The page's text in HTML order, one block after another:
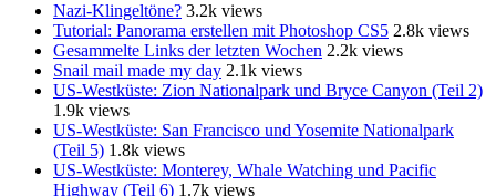
Nazi-Klingeltöne? 3.2k views
Tutorial: Panorama erstellen mit Photoshop CS5 2.8k views
Gesammelte Links der letzten Wochen 2.2k views
Snail mail made my day 2.1k views
US-Westküste: Zion Nationalpark und Bryce Canyon (Teil 2)
1.9k views
US-Westküste: San Francisco und Yosemite Nationalpark
(Teil 5) 1.8k views
US-Westküste: Monterey, Whale Watching und Pacific
Highway (Teil 6) 1.7k views